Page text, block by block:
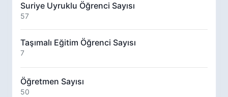
Suriye Uyruklu Öğrenci Sayısı
57
Taşımalı Eğitim Öğrenci Sayısı
7
Öğretmen Sayısı
50